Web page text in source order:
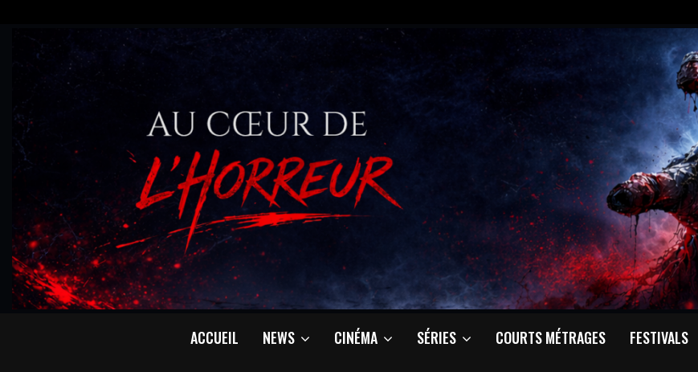
ACCUEIL NEWS CINÉMA SÉRIES COURTS MÉTRAGES FESTIVALS